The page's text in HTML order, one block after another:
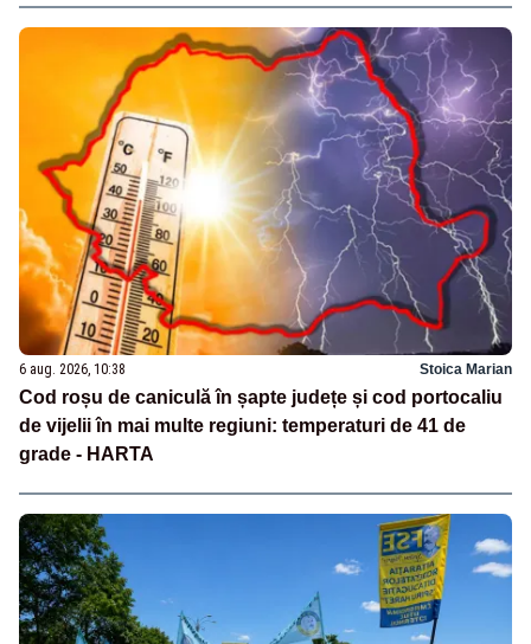
6 aug. 2026, 10:38 Stoica Marian
Cod roșu de caniculă în șapte județe și cod portocaliu
de vijelii în mai multe regiuni: temperaturi de 41 de
grade - HARTA